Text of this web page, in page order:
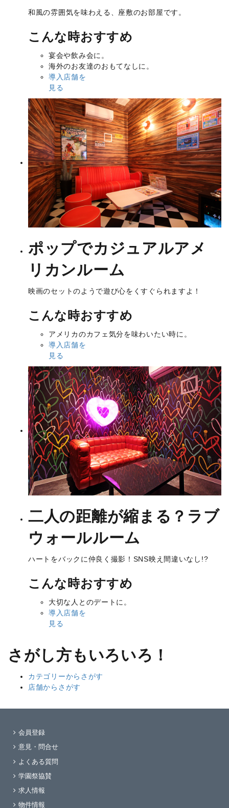
和風の雰囲気を味わえる、座敷のお部屋です。
こんな時おすすめ
宴会や飲み会に。
海外のお友達のおもてなしに。
導入店舗を
見る
ポップでカジュアルアメ
リカンルーム
映画のセットのようで遊び心をくすぐられますよ！
こんな時おすすめ
アメリカのカフェ 気分を味わいたい時に。
導入店舗を
見る
二人の距離が縮まる？ ラブ
ウォールルーム
ハートをバックに仲良く撮影！SNS映え間違いなし!?
こんな時おすすめ
大切な人とのデートに。
導入店舗を
見る
さがし方もいろいろ！
カテゴリーからさがす
店舗からさがす
会員登録
意見・問合せ
よくある質問
学園祭協賛
求人情報
物件情報